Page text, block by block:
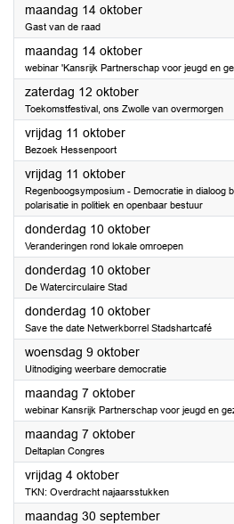
maandag 14 oktober2024
Gast van de raad
maandag 14 oktober2024
webinar 'Kansrijk Partnerschap voor jeugd en
zaterdag 12 oktober2024
Toekomstfestival, ons Zwolle van overmorgen
vrijdag 11 oktober2024
Bezoek Hessenpoort
vrijdag 11 oktober2024
Regenboogsymposium - Democratie in dialoog
polarisatie in politiek en openbaar bestuur
donderdag 10 oktober2024
Veranderingen rond lokale omroepen
donderdag 10 oktober2024
De Watercirculaire Stad
donderdag 10 oktober2024
Save the date Netwerkborrel Stadshartcafé
woensdag 9 oktober2024
Uitnodiging weerbare democratie
maandag 7 oktober2024
webinar Kansrijk Partnerschap voor jeugd en
maandag 7 oktober2024
Deltaplan Congres
vrijdag 4 oktober2024
TKN: Overdracht najaarsstukken
maandag 30 september2024